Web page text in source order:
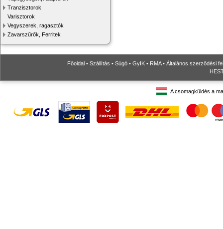
Tranzisztorok
Varisztorok
Vegyszerek, ragasztók
Zavarszűrők, Ferritek
Főoldal • Szállítás • Súgó • GyIK • RMA• Általános szerződési
A csomagküldés a